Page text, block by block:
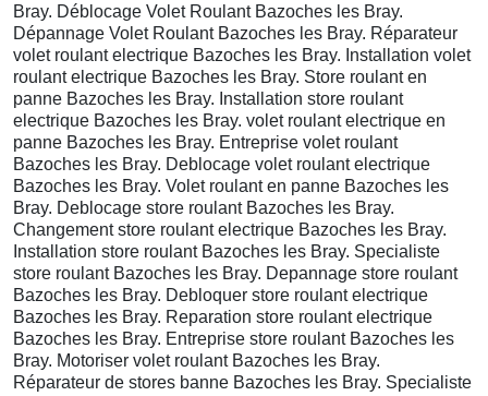
Bray. Déblocage Volet Roulant Bazoches les Bray.
Dépannage Volet Roulant Bazoches les Bray. Réparateur
volet roulant electrique Bazoches les Bray. Installation volet
roulant electrique Bazoches les Bray. Store roulant en
panne Bazoches les Bray. Installation store roulant
electrique Bazoches les Bray. volet roulant electrique en
panne Bazoches les Bray. Entreprise volet roulant
Bazoches les Bray. Deblocage volet roulant electrique
Bazoches les Bray. Volet roulant en panne Bazoches les
Bray. Deblocage store roulant Bazoches les Bray.
Changement store roulant electrique Bazoches les Bray.
Installation store roulant Bazoches les Bray. Specialiste
store roulant Bazoches les Bray. Depannage store roulant
Bazoches les Bray. Debloquer store roulant electrique
Bazoches les Bray. Reparation store roulant electrique
Bazoches les Bray. Entreprise store roulant Bazoches les
Bray. Motoriser volet roulant Bazoches les Bray.
Réparateur de stores banne Bazoches les Bray. Specialiste